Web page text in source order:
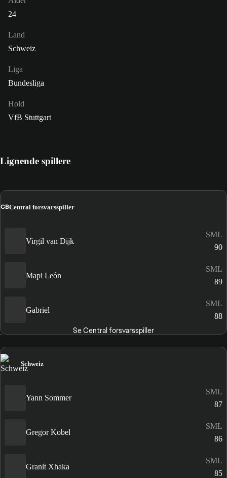
24
Land
Schweiz
Liga
Bundesliga
Hold
VfB Stuttgart
Lignende spillere
CBCentral forsvarsspiller
Virgil van Dijk
SML
90
Mapi León
SML
89
Gabriel
SML
88
Se Central forsvarsspiller
Schweiz
Yann Sommer
SML
87
Gregor Kobel
SML
86
Granit Xhaka
SML
85